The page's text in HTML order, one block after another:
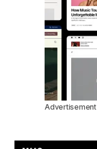
Advertisement